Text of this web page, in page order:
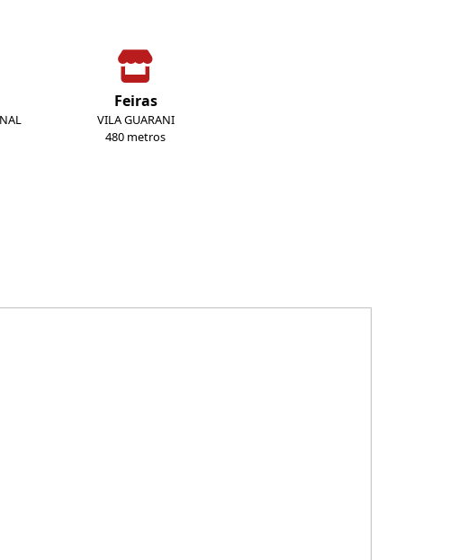
Feiras
VILA GUARANI
480 metros